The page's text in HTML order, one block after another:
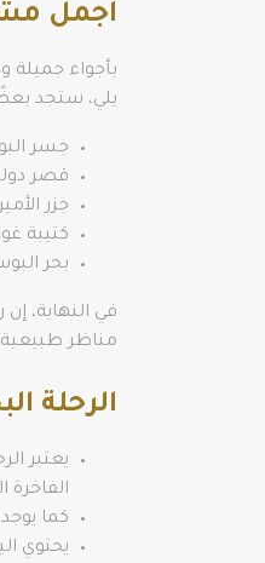
أجمل
بأجواء جميلة
يلي، ستجد
جسر
قصر
جزر
كتيبة
بحر
في النهاية،
مناظر طبيعية
الرحلة
يعتبر
الفاخرة
كما
يحتوي